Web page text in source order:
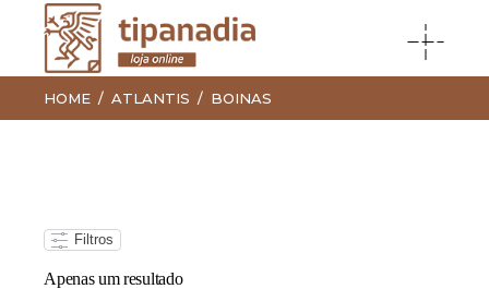
HOME ATLANTIS BOINAS
Filtros
Apenas um resultado